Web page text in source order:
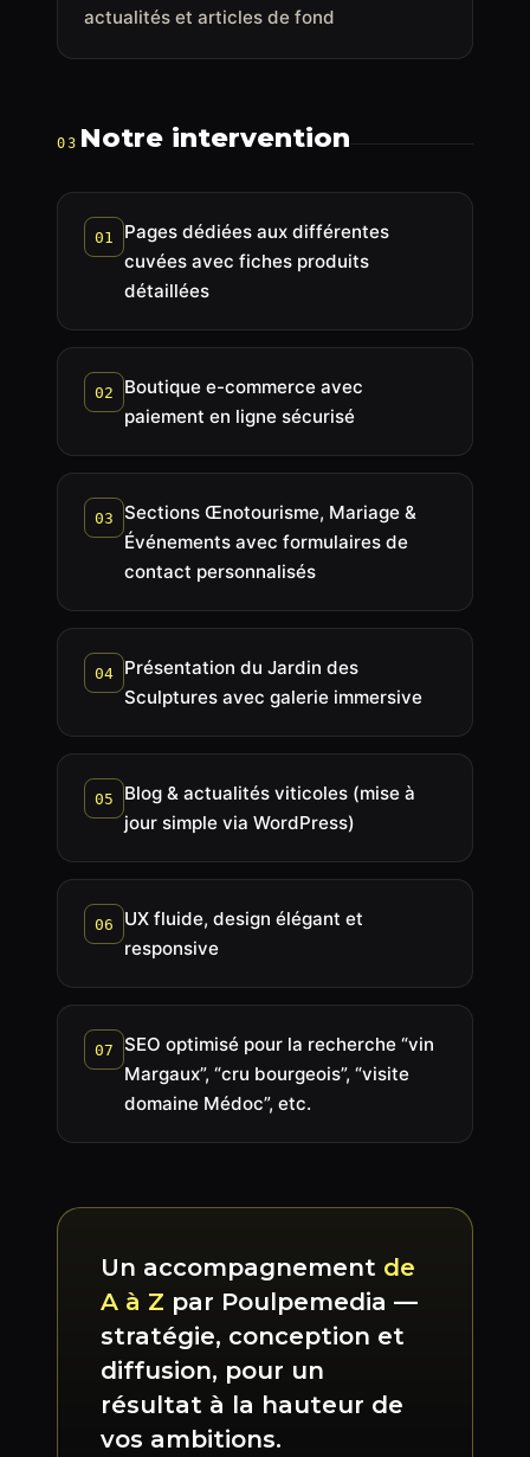
actualités et articles de fond
03 Notre intervention
01
Pages dédiées aux différentes
cuvées avec fiches produits
détaillées
02
Boutique e-commerce avec
paiement en ligne sécurisé
03
Sections Œnotourisme, Mariage &
Événements avec formulaires de
contact personnalisés
04
Présentation du Jardin des
Sculptures avec galerie immersive
05
Blog & actualités viticoles (mise à
jour simple via WordPress)
06
UX fluide, design élégant et
responsive
07
SEO optimisé pour la recherche “vin
Margaux”, “cru bourgeois”, “visite
domaine Médoc”, etc.
Un accompagnement de
A à Z par Poulpemedia —
stratégie, conception et
diffusion, pour un
résultat à la hauteur de
vos ambitions.